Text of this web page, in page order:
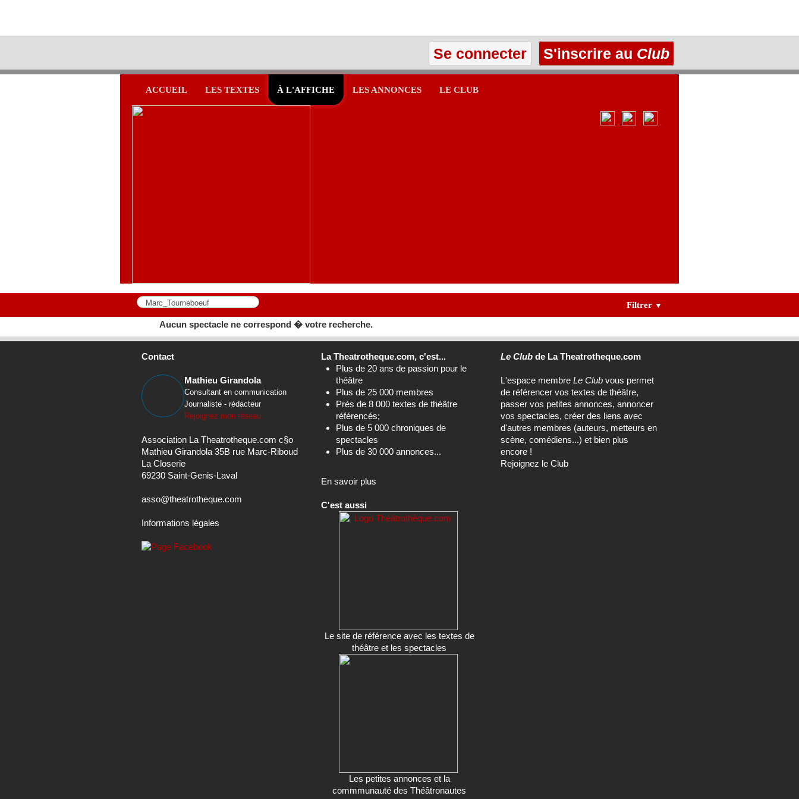
Se connecter S'inscrire au Club
ACCUEIL LES TEXTES À L'AFFICHE LES ANNONCES LE CLUB
Filtrer ▼
Aucun spectacle ne correspond � votre recherche.
Contact
Mathieu Girandola
Consultant en communication
Journaliste - rédacteur
Rejoignez mon réseau
Association La Theatrotheque.com c§o
Mathieu Girandola 35B rue Marc-Riboud
La Closerie
69230 Saint-Genis-Laval
asso@theatrotheque.com
Informations légales
La Theatrotheque.com, c'est...
Plus de 20 ans de passion pour le
théâtre
Plus de 25 000 membres
Près de 8 000 textes de théâtre
référencés;
Plus de 5 000 chroniques de
spectacles
Plus de 30 000 annonces...
En savoir plus
C'est aussi
Le site de référence avec les textes de
théâtre et les spectacles
Les petites annonces et la
commmunauté des Théâtronautes
Le Club de La Theatrotheque.com
L'espace membreLe Club vous permet
de référencer vos textes de théâtre,
passer vos petites annonces, annoncer
vos spectacles, créer des liens avec
d'autres membres (auteurs, metteurs en
scène, comédiens...) et bien plus
encore !
Rejoignez le Club